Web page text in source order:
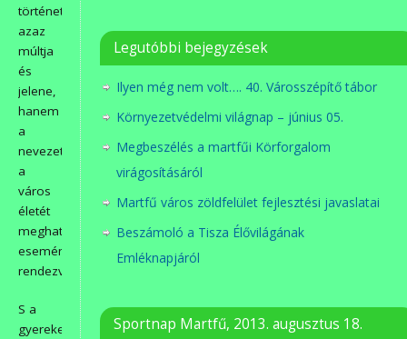
története,
azaz
múltja
és
jelene,
hanem
a
nevezetességei,
a
város
életét
meghatározó
események,
rendezvények.
S a
gyerekeknek
Legutóbbi bejegyzések
Ilyen még nem volt…. 40. Városszépítő tábor
Környezetvédelmi világnap – június 05.
Megbeszélés a martfűi Körforgalom
virágosításáról
Martfű város zöldfelület fejlesztési javaslatai
Beszámoló a Tisza Élővilágának
Emléknapjáról
Sportnap Martfű, 2013. augusztus 18.